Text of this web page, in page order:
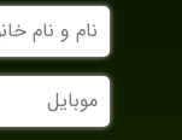
نام
و
نام
خانوادگی
موبایل